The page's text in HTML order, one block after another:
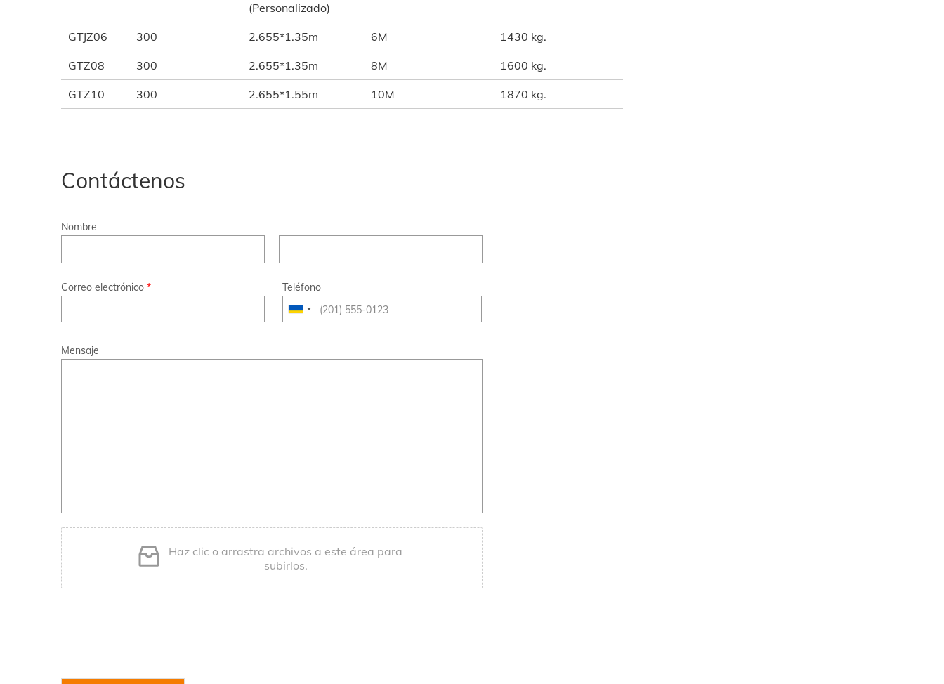
(Personalizado)
GTJZ06 300 2.655*1.35m 6M 1430 kg.
GTZ08 300 2.655*1.35m 8M 1600 kg.
GTZ10 300 2.655*1.55m 10M 1870 kg.
Contáctenos
Nombre
Correo electrónico * Teléfono
Mensaje
Haz clic o arrastra archivos a este área para
subirlos.